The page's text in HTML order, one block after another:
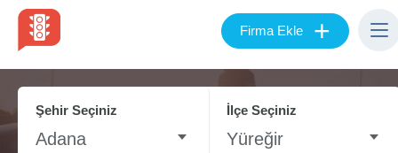
Firma Ekle +
Şehir Seçiniz
Adana
İlçe Seçiniz
Yüreğir